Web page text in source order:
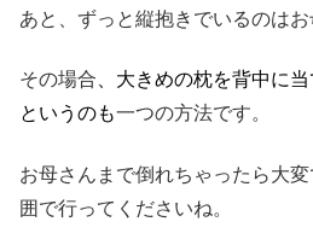
あと、ずっと縦抱きでいるのはお
その場合、大きめの枕を背中に
というのも一つの方法です。
お母さんまで倒れちゃったら大
囲で行ってくださいね。